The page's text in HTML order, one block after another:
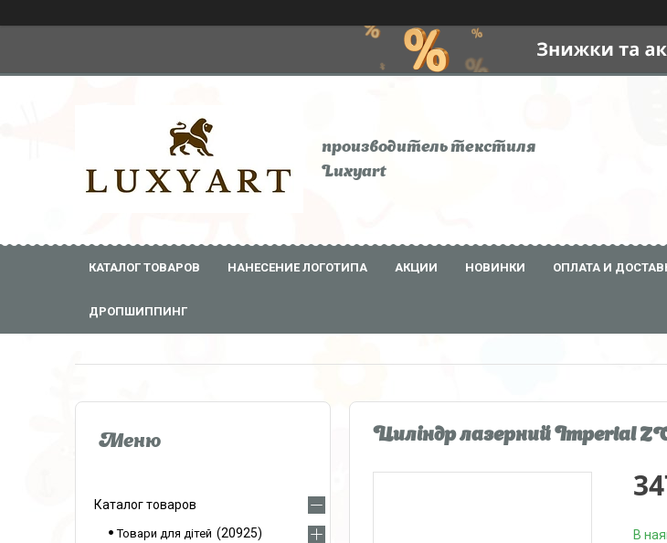
производитель текстиля
Luxyart
КАТАЛОГ ТОВАРОВ НАНЕСЕНИЕ ЛОГОТИПА АКЦИИ НОВИНКИ ОПЛАТА И
ДРОПШИППИНГ
Циліндр лазерний Imperial
В
Каталог товаров
Товари для дітей 20925